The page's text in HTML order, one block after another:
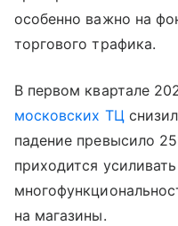
особенно важно на
торгового трафика.
В первом квартале
московских ТЦ
падение превысило
приходится
на магазины.